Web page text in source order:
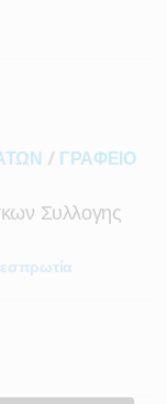
/ ΓΡΑΦΕΙΟ
Συλλογης